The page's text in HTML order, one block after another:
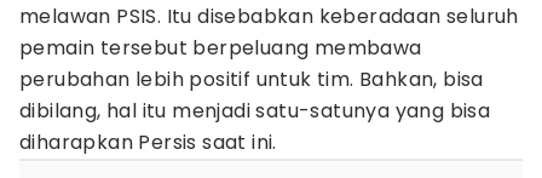
melawan PSIS. Itu disebabkan keberadaan seluruh
pemain tersebut berpeluang membawa
perubahan lebih positif untuk tim. Bahkan, bisa
dibilang, hal itu menjadi satu-satunya yang bisa
diharapkan Persis saat ini.